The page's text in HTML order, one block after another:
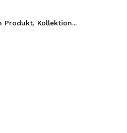
Ich habe hier kein